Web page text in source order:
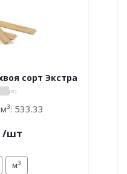
сорт Экстра
( 0 )
533.33
/шт
м3